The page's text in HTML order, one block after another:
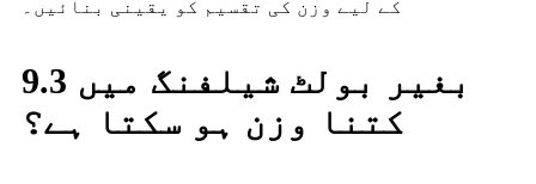
کے لیے وزن کی تقسیم کو یقینی بنائیں۔
9.3 بغیر بولٹ شیلفنگ میں
کتنا وزن ہو سکتا ہے؟